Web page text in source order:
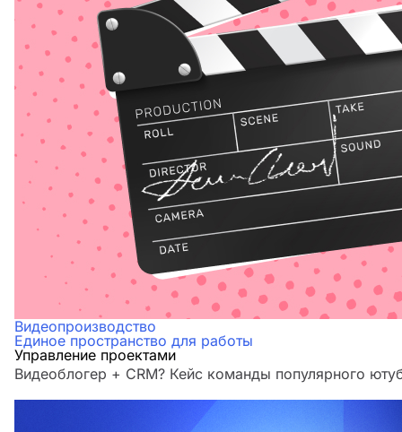
Видеопроизводство
Единое пространство для работы
Управление проектами
Видеоблогер + CRM? Кейс команды популярного